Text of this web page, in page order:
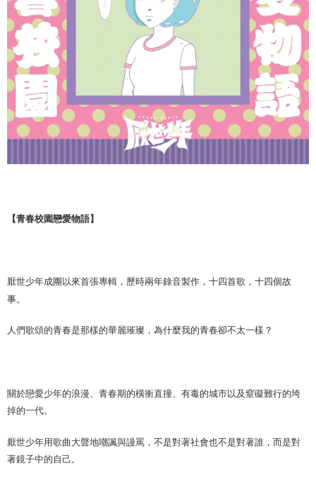
【青春校園戀愛物語】
厭世少年成團以來首張專輯，歷時兩年錄音製作，十四首歌，十四個故
事。
人們歌頌的青春是那樣的華麗璀璨，為什麼我的青春卻不太一樣？
關於戀愛少年的浪漫、青春期的橫衝直撞、有毒的城市以及窒礙難行的垮
掉的一代。
厭世少年用歌曲大聲地嘲諷與謾罵，不是對著社會也不是對著誰，而是對
著鏡子中的自己。